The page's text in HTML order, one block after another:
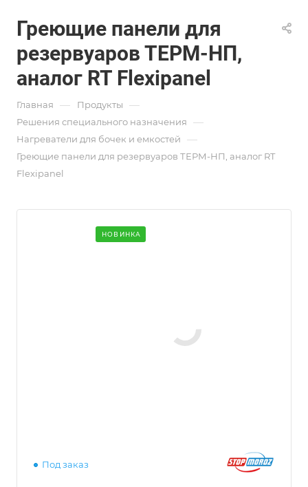
Греющие панели для
резервуаров ТЕРМ-НП,
аналог RT Flexipanel
Главная — Продукты —
Решения специального назначения —
Нагреватели для бочек и емкостей —
Греющие панели для резервуаров ТЕРМ-НП, аналог RT
Flexipanel
НОВИНКА
Под заказ